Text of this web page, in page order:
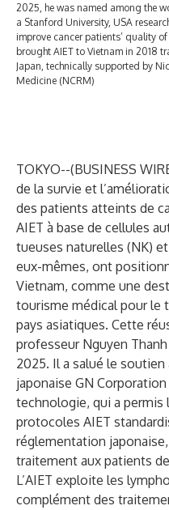
2025, he was named among the
a Stanford University, USA
improve cancer patients’ quality
brought AIET to Vietnam in 2018
Japan, technically supported by
Medicine (NCRM)
TOKYO--(BUSINESS
de la survie et
des patients atteints de
AIET à base de cellules
tueuses naturelles (NK)
eux-mêmes, ont
Vietnam, comme une
tourisme médical pour le
pays asiatiques. Cette
professeur Nguyen
2025. Il a salué le
japonaise GN Corporation
technologie, qui a
protocoles AIET
réglementation japonaise
traitement aux patients
L’AIET exploite les
complément des